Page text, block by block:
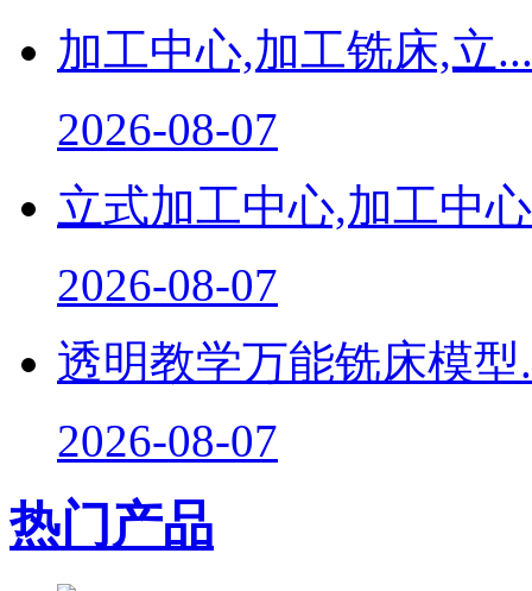
加工中心,加工铣床,立...
2026-08-07
立式加工中心,加工中
2026-08-07
透明教学万能铣床模型
2026-08-07
热门产品